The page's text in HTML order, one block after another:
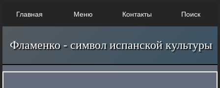
Главная Меню Контакты Поиск
Фламенко - символ испанской культуры